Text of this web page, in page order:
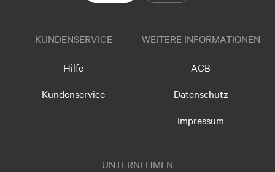
KUNDENSERVICE
Hilfe
Kundenservice
WEITERE INFORMATIONEN
AGB
Datenschutz
Impressum
UNTERNEHMEN